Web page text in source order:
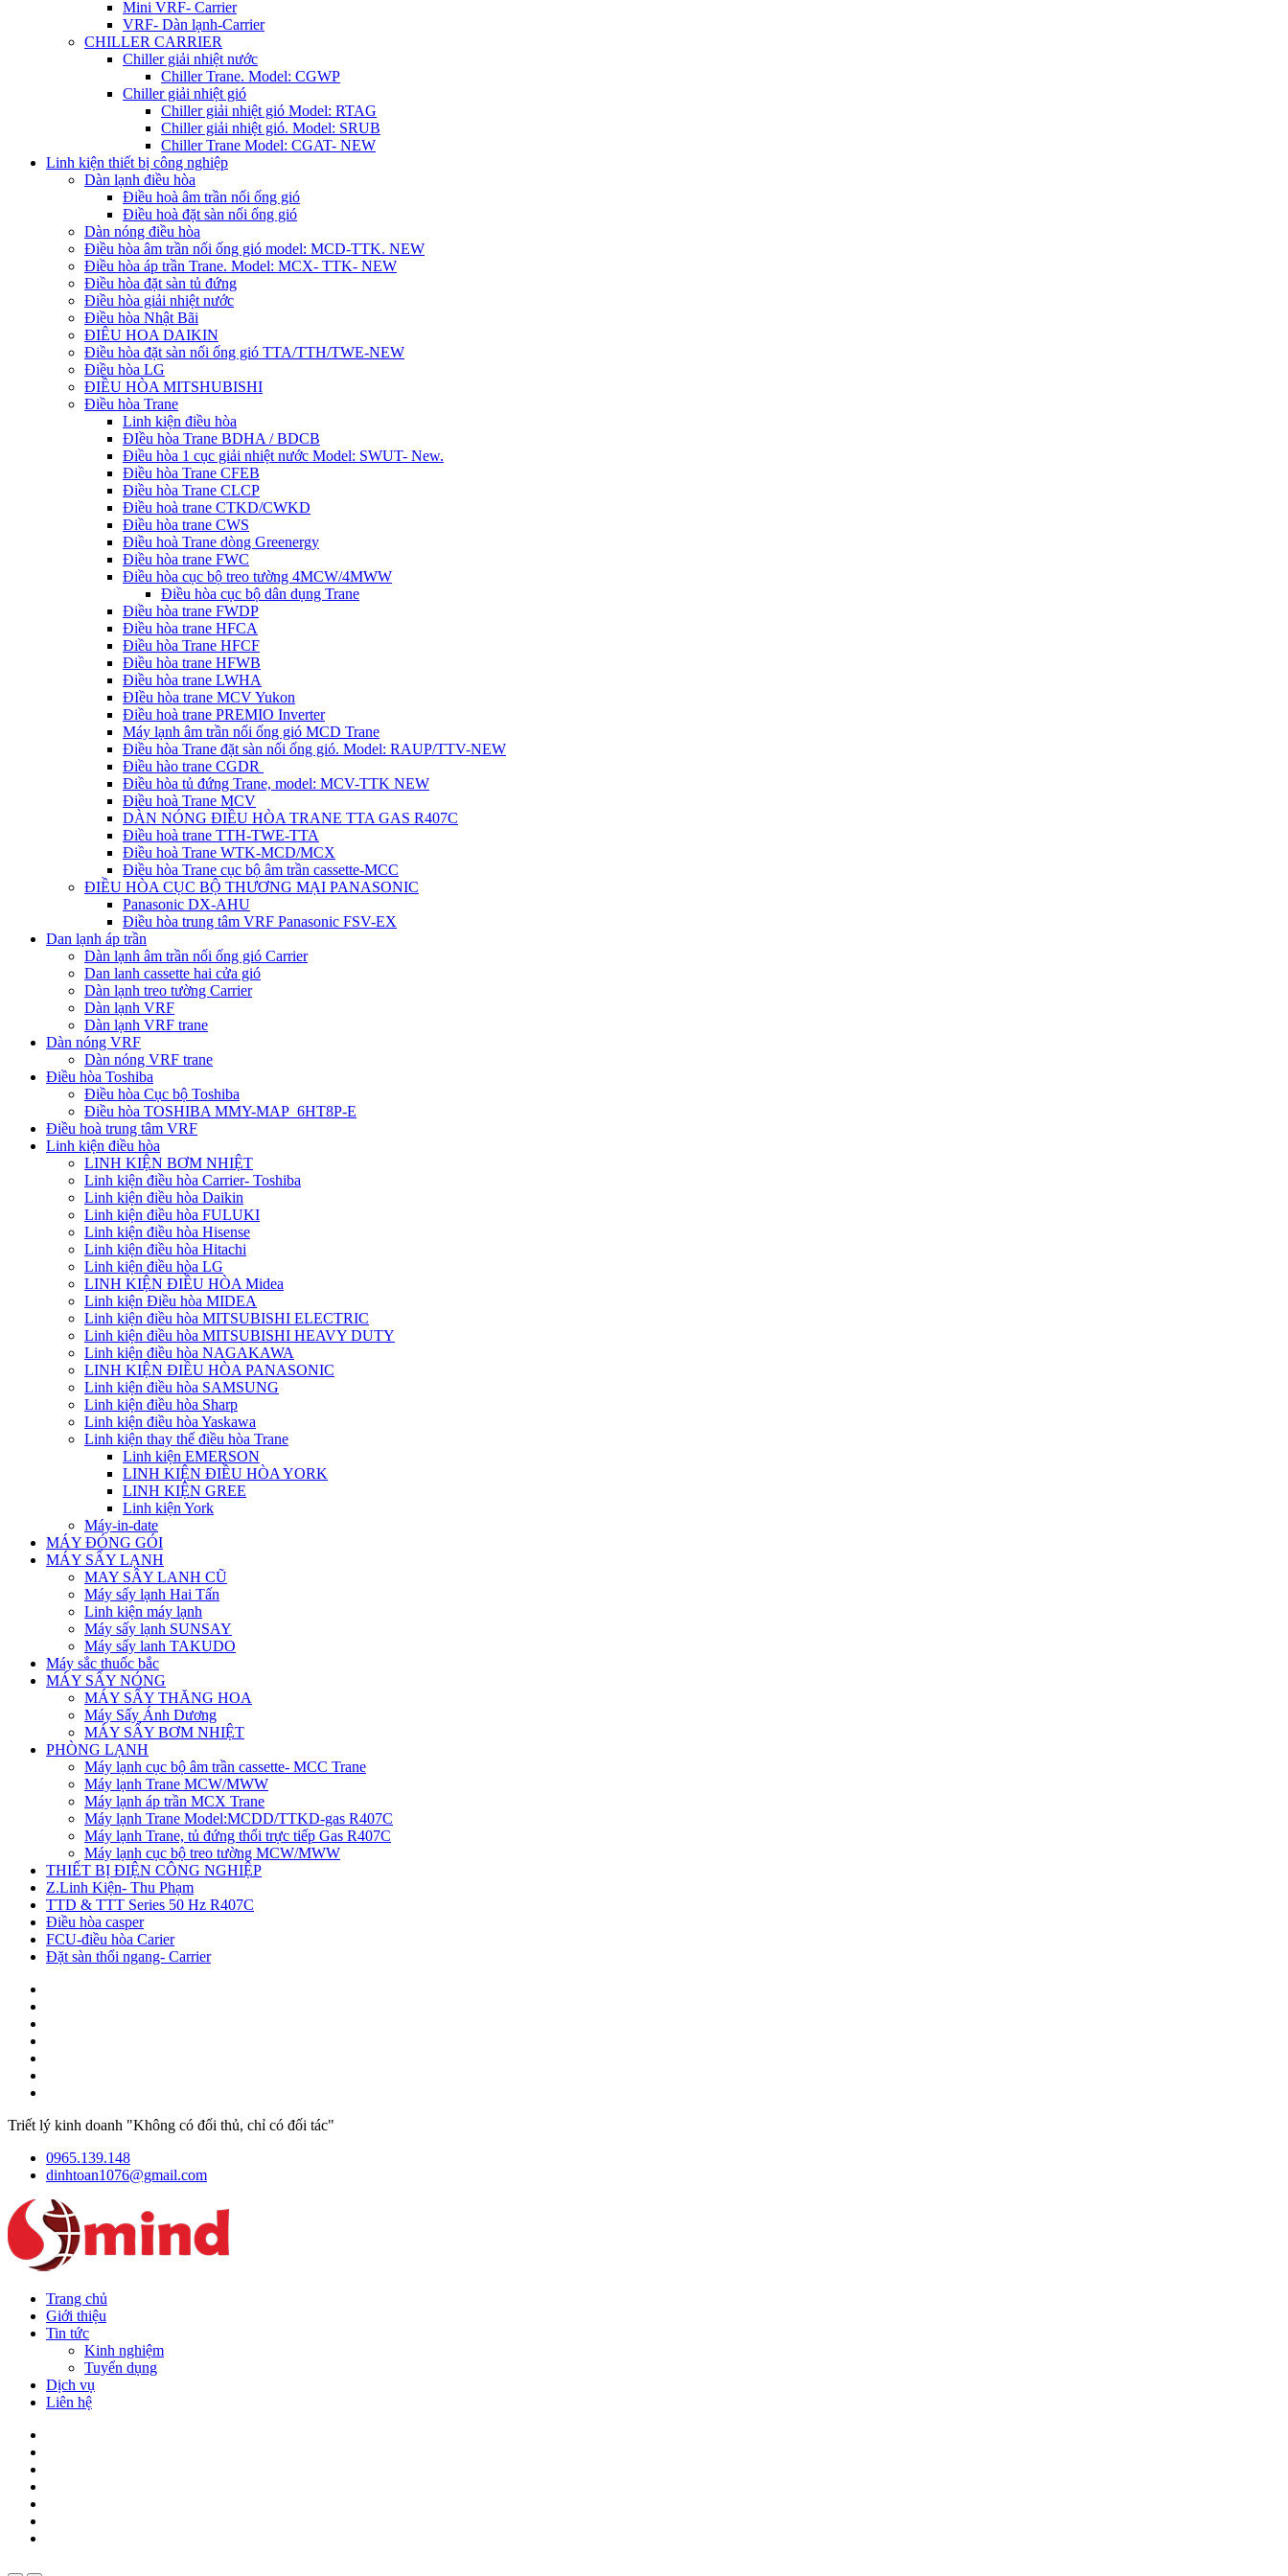
Mini VRF- Carrier
VRF- Dàn lạnh-Carrier
CHILLER CARRIER
Chiller giải nhiệt nước
Chiller Trane. Model: CGWP
Chiller giải nhiệt gió
Chiller giải nhiệt gió Model: RTAG
Chiller giải nhiệt gió. Model: SRUB
Chiller Trane Model: CGAT- NEW
Linh kiện thiết bị công nghiệp
Dàn lạnh điều hòa
Điều hoà âm trần nối ống gió
Điều hoà đặt sàn nối ống gió
Dàn nóng điều hòa
Điều hòa âm trần nối ống gió model: MCD-TTK. NEW
Điều hòa áp trần Trane. Model: MCX- TTK- NEW
Điều hòa đặt sàn tủ đứng
Điều hòa giải nhiệt nước
Điều hòa Nhật Bãi
ĐIÊU HOA DAIKIN
Điều hòa đặt sàn nối ống gió TTA/TTH/TWE-NEW
Điều hòa LG
ĐIỀU HÒA MITSHUBISHI
Điều hòa Trane
Linh kiện điều hòa
ĐIều hòa Trane BDHA / BDCB
Điều hòa 1 cục giải nhiệt nước Model: SWUT- New.
Điều hòa Trane CFEB
Điều hòa Trane CLCP
Điều hoà trane CTKD/CWKD
Điều hòa trane CWS
Điều hoà Trane dòng Greenergy
Điều hòa trane FWC
Điều hòa cục bộ treo tường 4MCW/4MWW
Điều hòa cục bộ dân dụng Trane
Điều hòa trane FWDP
Điều hòa trane HFCA
Điều hòa Trane HFCF
Điều hòa trane HFWB
Điều hòa trane LWHA
ĐIều hòa trane MCV Yukon
Điều hoà trane PREMIO Inverter
Máy lạnh âm trần nối ống gió MCD Trane
Điều hòa Trane đặt sàn nối ống gió. Model: RAUP/TTV-NEW
Điều hào trane CGDR
Điều hòa tủ đứng Trane, model: MCV-TTK NEW
Điều hoà Trane MCV
DÀN NÓNG ĐIỀU HÒA TRANE TTA GAS R407C
Điều hoà trane TTH-TWE-TTA
Điều hoà Trane WTK-MCD/MCX
Điều hòa Trane cục bộ âm trần cassette-MCC
ĐIỀU HÒA CỤC BỘ THƯƠNG MẠI PANASONIC
Panasonic DX-AHU
Điều hòa trung tâm VRF Panasonic FSV-EX
Dan lạnh áp trần
Dàn lạnh âm trần nối ống gió Carrier
Dan lanh cassette hai cửa gió
Dàn lạnh treo tường Carrier
Dàn lạnh VRF
Dàn lạnh VRF trane
Dàn nóng VRF
Dàn nóng VRF trane
Điều hòa Toshiba
Điều hòa Cục bộ Toshiba
Điều hòa TOSHIBA MMY-MAP_6HT8P-E
Điều hoà trung tâm VRF
Linh kiện điều hòa
LINH KIỆN BƠM NHIỆT
Linh kiện điều hòa Carrier- Toshiba
Linh kiện điều hòa Daikin
Linh kiện điều hòa FULUKI
Linh kiện điều hòa Hisense
Linh kiện điều hòa Hitachi
Linh kiện điều hòa LG
LINH KIỆN ĐIỀU HÒA Midea
Linh kiện Điều hòa MIDEA
Linh kiện điều hòa MITSUBISHI ELECTRIC
Linh kiện điều hòa MITSUBISHI HEAVY DUTY
Linh kiện điều hòa NAGAKAWA
LINH KIỆN ĐIỀU HÒA PANASONIC
Linh kiện điều hòa SAMSUNG
Linh kiện điều hòa Sharp
Linh kiện điều hòa Yaskawa
Linh kiện thay thế điều hòa Trane
Linh kiện EMERSON
LINH KIỆN ĐIỀU HÒA YORK
LINH KIỆN GREE
Linh kiện York
Máy-in-date
MÁY ĐÓNG GÓI
MÁY SẤY LẠNH
MAY SÂY LANH CŨ
Máy sấy lạnh Hai Tấn
Linh kiện máy lạnh
Máy sấy lạnh SUNSAY
Máy sấy lanh TAKUDO
Máy sắc thuốc bắc
MÁY SẤY NÓNG
MÁY SẤY THĂNG HOA
Máy Sấy Ánh Dương
MÁY SẤY BƠM NHIỆT
PHÒNG LẠNH
Máy lạnh cục bộ âm trần cassette- MCC Trane
Máy lạnh Trane MCW/MWW
Máy lạnh áp trần MCX Trane
Máy lạnh Trane Model:MCDD/TTKD-gas R407C
Máy lạnh Trane, tủ đứng thổi trực tiếp Gas R407C
Máy lạnh cục bộ treo tường MCW/MWW
THIẾT BỊ ĐIỆN CÔNG NGHIỆP
Z.Linh Kiện- Thu Phạm
TTD & TTT Series 50 Hz R407C
Điều hòa casper
FCU-điều hòa Carier
Đặt sàn thổi ngang- Carrier
Triết lý kinh doanh "Không có đối thủ, chỉ có đối tác"
0965.139.148
dinhtoan1076@gmail.com
Trang chủ
Giới thiệu
Tin tức
Kinh nghiệm
Tuyển dụng
Dịch vụ
Liên hệ